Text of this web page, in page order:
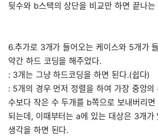
뒷수와 b스택의 상단을 비교만 하면 끝나는
6.추가로 3개가 들어오는 케이스와 5개가
약간 하드 코딩을 해주었다.
: 3개는 그냥 하드코딩을 하면 된다.(쉽다)
: 5개의 경우 먼저 정렬을 하여 가장 중앙의
수보다 작은 수 두개를 b쪽으로 보내버리면
되는데, 이때부터는 a에 있는 대상은 3개가
생각을 하면 된다.